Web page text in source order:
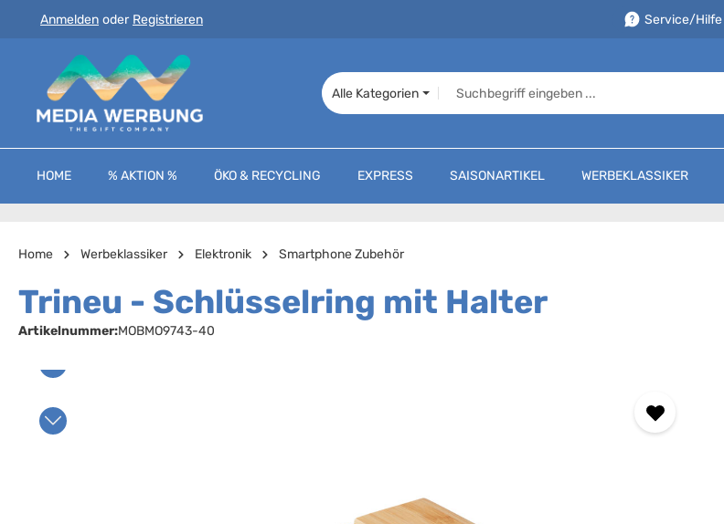
Hauptinhalt springen
Zur Suche springen
Zur Hauptnavigation springen
Anmelden oder Registrieren Service/Hilfe
Alle Kategorien
HOME % AKTION % ÖKO & RECYCLING EXPRESS SAISONARTIKEL WERBEKLASSIKER
Home Werbeklassiker Elektronik Smartphone Zubehör
Trineu - Schlüsselring mit Halter
Artikelnummer:MOBMO9743-40
Bildergalerie überspringen